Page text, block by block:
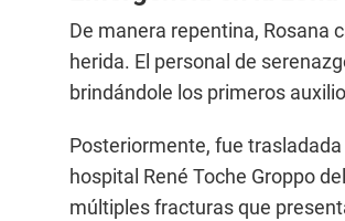
De manera repentina, Rosana
herida. El personal de
brindándole los primeros
Posteriormente, fue
hospital René Toche Groppo
múltiples fracturas que